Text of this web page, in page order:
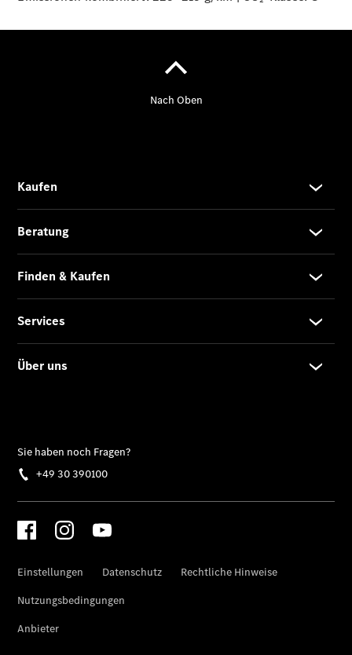
EQE
elektrisch
Limousine -
E-Klasse
Klasse
EQE SUV –
G-Klasse –
Mercedes-